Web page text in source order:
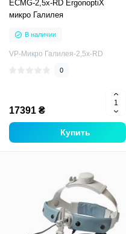
ECMG-2,5x-RD ErgonoptiX
микро Галилея
В наличии
VP-Микро Галилея-2,5х-RD
0
17391 ₴
Купить